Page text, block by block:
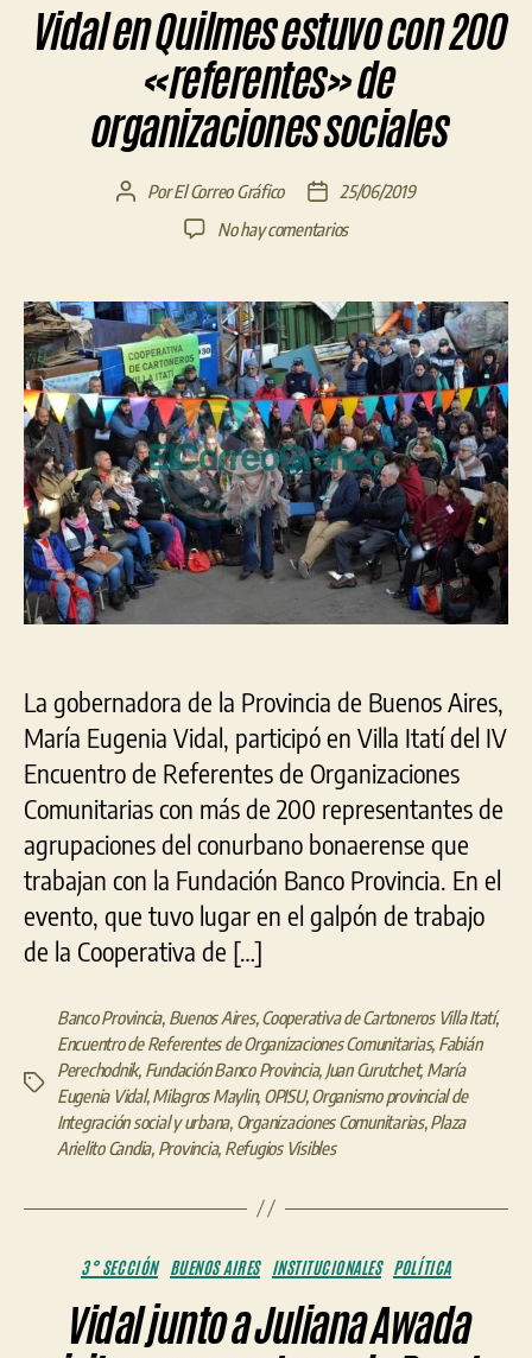
Vidal en Quilmes estuvo con 200
«referentes» de
organizaciones sociales
AutorPorEl Correo Gráfico
Fecha
de
25/06/2019
No hay comentariosen
Quilmes
estuvo
con
200
«referentes»
de
organizaciones
sociales
La gobernadora de la Provincia de Buenos Aires,
María Eugenia Vidal, participó en Villa Itatí del IV
Encuentro de Referentes de Organizaciones
Comunitarias con más de 200 representantes de
agrupaciones del conurbano bonaerense que
trabajan con la Fundación Banco Provincia. En el
evento, que tuvo lugar en el galpón de trabajo
de la Cooperativa de […]
Etiquetas
Banco Provincia, Buenos Aires,Cooperativa de Cartoneros Villa Itatí,
Encuentro de Referentes de Organizaciones Comunitarias, Fabián
Perechodnik, Fundación Banco Provincia, Juan Curutchet, María
Eugenia Vidal,Milagros Maylin, OPISU,Organismo provincial de
Integración social y urbana, Organizaciones Comunitarias,Plaza
Arielito Candia, Provincia, Refugios Visibles
Categorías
3° SECCIÓN BUENOS AIRES INSTITUCIONALES POLÍTICA
Vidal junto a Juliana Awada